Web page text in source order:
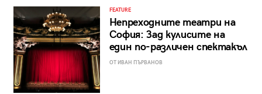
FEATURE
Непреходните театри на
София: Зад кулисите на
един по-различен спектакъл
ОТ ИВАН ПЪРВАНОВ